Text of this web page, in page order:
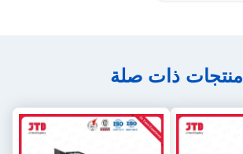
منتجات ذات صلة